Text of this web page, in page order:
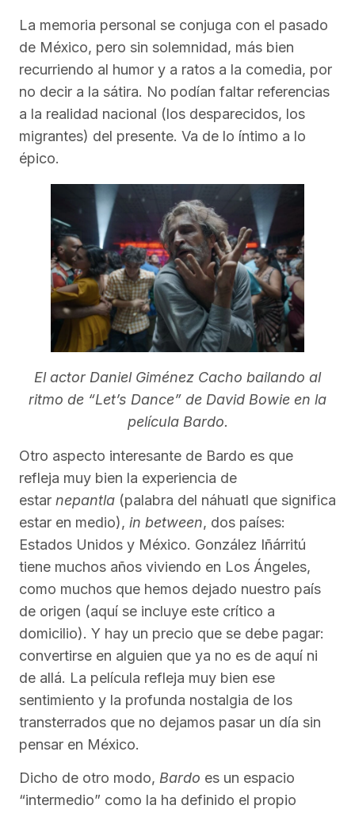
La memoria personal se conjuga con el pasado
de México, pero sin solemnidad, más bien
recurriendo al humor y a ratos a la comedia, por
no decir a la sátira. No podían faltar referencias
a la realidad nacional (los desparecidos, los
migrantes) del presente. Va de lo íntimo a lo
épico.
El actor Daniel Giménez Cacho bailando al
ritmo de “Let’s Dance” de David Bowie en la
película Bardo.
Otro aspecto interesante de Bardo es que
refleja muy bien la experiencia de
estar nepantla (palabra del náhuatl que significa
estar en medio), in between, dos países:
Estados Unidos y México. González Iñárritú
tiene muchos años viviendo en Los Ángeles,
como muchos que hemos dejado nuestro país
de origen (aquí se incluye este crítico a
domicilio). Y hay un precio que se debe pagar:
convertirse en alguien que ya no es de aquí ni
de allá. La película refleja muy bien ese
sentimiento y la profunda nostalgia de los
transterrados que no dejamos pasar un día sin
pensar en México.
Dicho de otro modo, Bardo es un espacio
“intermedio” como la ha definido el propio